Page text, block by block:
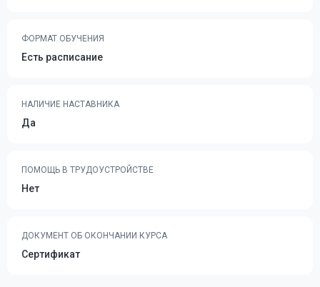
ФОРМАТ ОБУЧЕНИЯ
Есть расписание
НАЛИЧИЕ НАСТАВНИКА
Да
ПОМОЩЬ В ТРУДОУСТРОЙСТВЕ
Нет
ДОКУМЕНТ ОБ ОКОНЧАНИИ КУРСА
Сертификат